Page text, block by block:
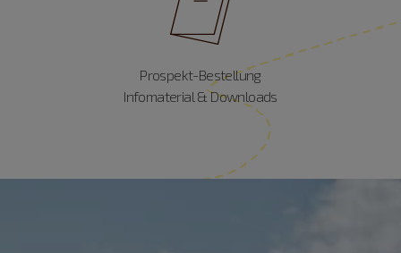
Prospekt-Bestellung
Infomaterial & Downloads